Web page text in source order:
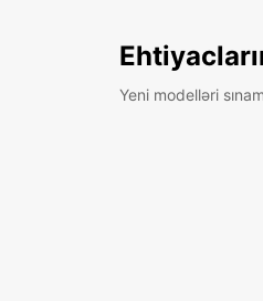
Yeni modelləri